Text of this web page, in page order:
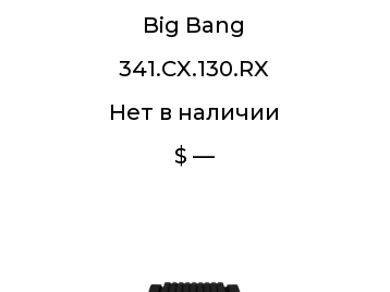
Big Bang
341.CX.130.RX
Нет в наличии
$ —